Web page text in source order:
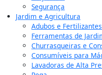
Segurança
Jardim e Agricultura
Adubos e Fertilizantes
Ferramentas de
Churrasqueiras e
Consumíveis para
Lavadoras de Alta